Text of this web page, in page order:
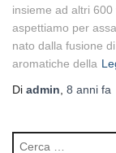
insieme ad altri
aspettiamo per
nato dalla fusione
aromatiche della
Di admin, 8 anni fa